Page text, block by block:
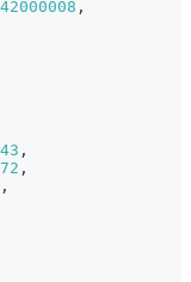
,
,
,
,